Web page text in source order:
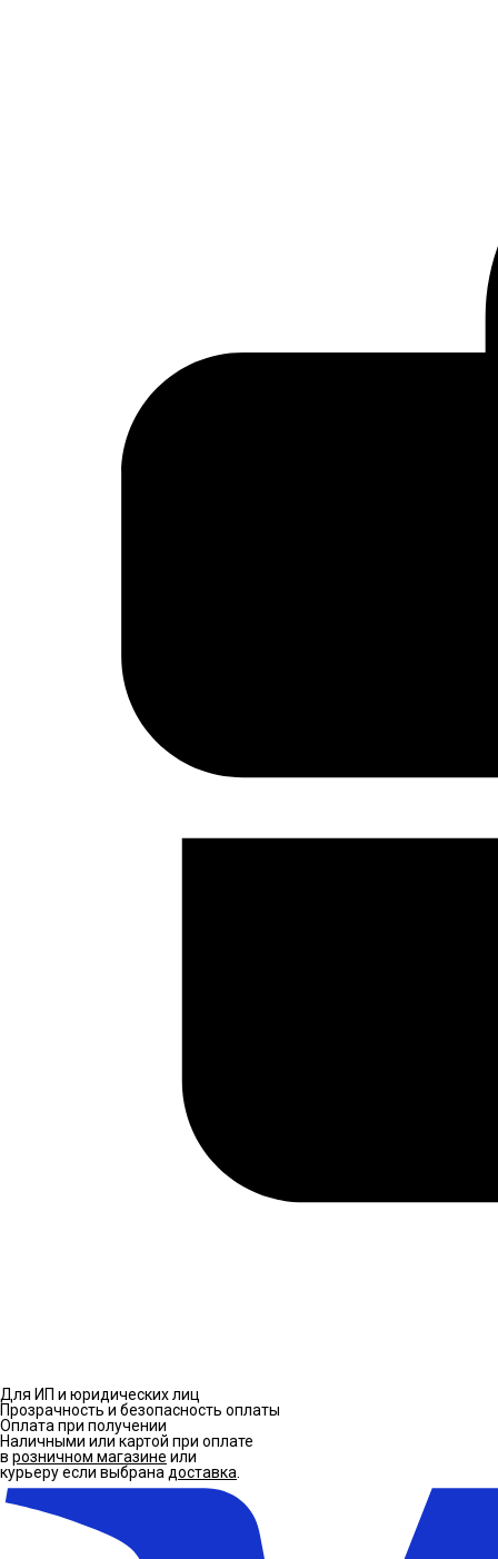
Для ИП и юридических лиц
Прозрачность и безопасность оплаты
Оплата при получении
Наличными или картой при оплате
в розничном магазине или
курьеру если выбрана доставка